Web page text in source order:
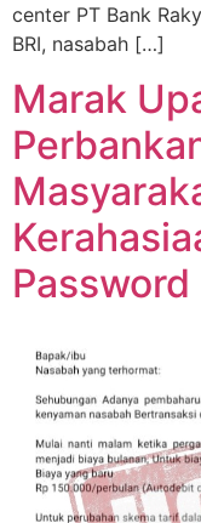
center PT Bank
BRI, nasabah […]
Marak
Password